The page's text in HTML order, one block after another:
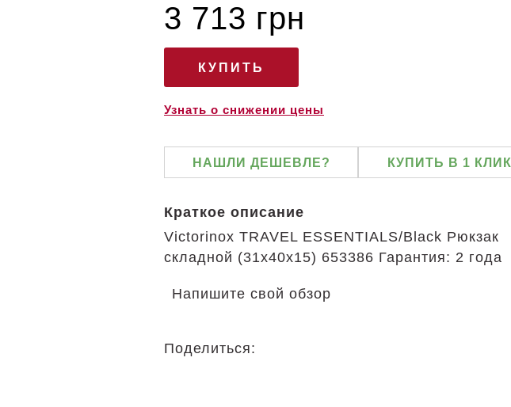
3 713 грн
Узнать о снижении цены
НАШЛИ ДЕШЕВЛЕ? КУПИТЬ В 1 КЛИК
Краткое описание
Victorinox TRAVEL ESSENTIALS/Black Рюкзак
складной (31x40x15) 653386 Гарантия: 2 года
Напишите свой обзор
Поделиться: